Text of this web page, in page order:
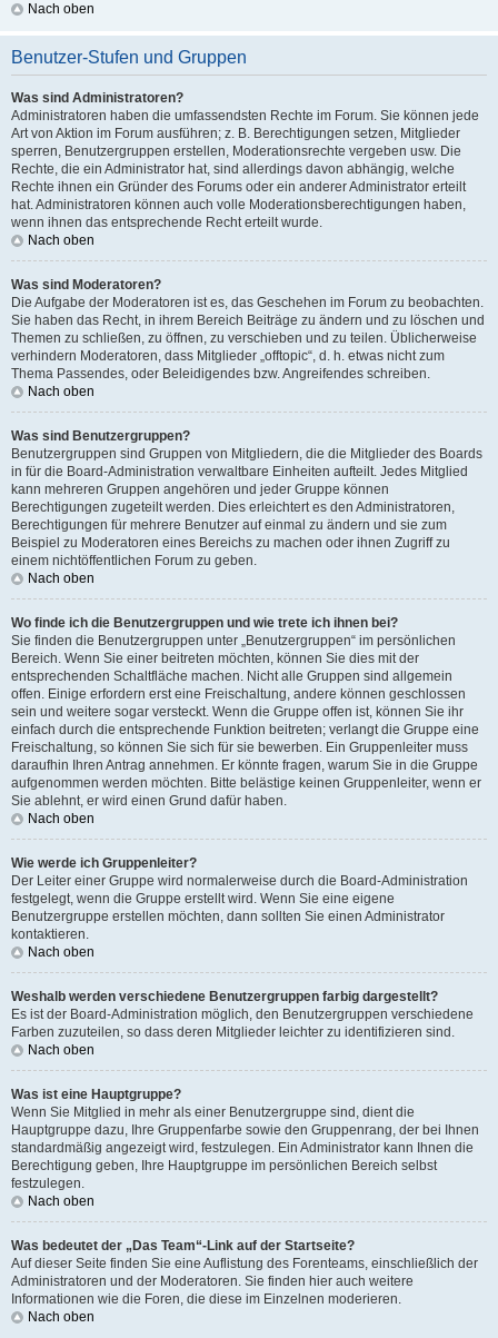
Nach oben
Benutzer-Stufen und Gruppen
Was sind Administratoren?
Administratoren haben die umfassendsten Rechte im Forum. Sie können jede
Art von Aktion im Forum ausführen; z. B. Berechtigungen setzen, Mitglieder
sperren, Benutzergruppen erstellen, Moderationsrechte vergeben usw. Die
Rechte, die ein Administrator hat, sind allerdings davon abhängig, welche
Rechte ihnen ein Gründer des Forums oder ein anderer Administrator erteilt
hat. Administratoren können auch volle Moderationsberechtigungen haben,
wenn ihnen das entsprechende Recht erteilt wurde.
Nach oben
Was sind Moderatoren?
Die Aufgabe der Moderatoren ist es, das Geschehen im Forum zu beobachten.
Sie haben das Recht, in ihrem Bereich Beiträge zu ändern und zu löschen und
Themen zu schließen, zu öffnen, zu verschieben und zu teilen. Üblicherweise
verhindern Moderatoren, dass Mitglieder „offtopic“, d. h. etwas nicht zum
Thema Passendes, oder Beleidigendes bzw. Angreifendes schreiben.
Nach oben
Was sind Benutzergruppen?
Benutzergruppen sind Gruppen von Mitgliedern, die die Mitglieder des Boards
in für die Board-Administration verwaltbare Einheiten aufteilt. Jedes Mitglied
kann mehreren Gruppen angehören und jeder Gruppe können
Berechtigungen zugeteilt werden. Dies erleichtert es den Administratoren,
Berechtigungen für mehrere Benutzer auf einmal zu ändern und sie zum
Beispiel zu Moderatoren eines Bereichs zu machen oder ihnen Zugriff zu
einem nichtöffentlichen Forum zu geben.
Nach oben
Wo finde ich die Benutzergruppen und wie trete ich ihnen bei?
Sie finden die Benutzergruppen unter „Benutzergruppen“ im persönlichen
Bereich. Wenn Sie einer beitreten möchten, können Sie dies mit der
entsprechenden Schaltfläche machen. Nicht alle Gruppen sind allgemein
offen. Einige erfordern erst eine Freischaltung, andere können geschlossen
sein und weitere sogar versteckt. Wenn die Gruppe offen ist, können Sie ihr
einfach durch die entsprechende Funktion beitreten; verlangt die Gruppe eine
Freischaltung, so können Sie sich für sie bewerben. Ein Gruppenleiter muss
daraufhin Ihren Antrag annehmen. Er könnte fragen, warum Sie in die Gruppe
aufgenommen werden möchten. Bitte belästige keinen Gruppenleiter, wenn er
Sie ablehnt, er wird einen Grund dafür haben.
Nach oben
Wie werde ich Gruppenleiter?
Der Leiter einer Gruppe wird normalerweise durch die Board-Administration
festgelegt, wenn die Gruppe erstellt wird. Wenn Sie eine eigene
Benutzergruppe erstellen möchten, dann sollten Sie einen Administrator
kontaktieren.
Nach oben
Weshalb werden verschiedene Benutzergruppen farbig dargestellt?
Es ist der Board-Administration möglich, den Benutzergruppen verschiedene
Farben zuzuteilen, so dass deren Mitglieder leichter zu identifizieren sind.
Nach oben
Was ist eine Hauptgruppe?
Wenn Sie Mitglied in mehr als einer Benutzergruppe sind, dient die
Hauptgruppe dazu, Ihre Gruppenfarbe sowie den Gruppenrang, der bei Ihnen
standardmäßig angezeigt wird, festzulegen. Ein Administrator kann Ihnen die
Berechtigung geben, Ihre Hauptgruppe im persönlichen Bereich selbst
festzulegen.
Nach oben
Was bedeutet der „Das Team“-Link auf der Startseite?
Auf dieser Seite finden Sie eine Auflistung des Forenteams, einschließlich der
Administratoren und der Moderatoren. Sie finden hier auch weitere
Informationen wie die Foren, die diese im Einzelnen moderieren.
Nach oben